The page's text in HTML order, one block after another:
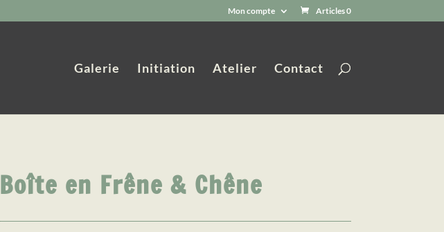
Mon compte Articles 0
Galerie Initiation Atelier Contact
Boîte en Frêne & Chêne